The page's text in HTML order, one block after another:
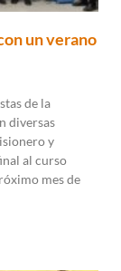
un verano
de la
diversas
y
al curso
mes de